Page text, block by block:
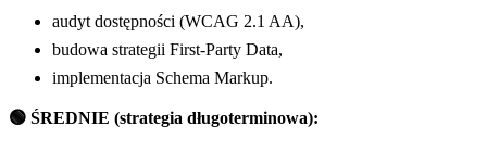
audyt dostępności (WCAG 2.1 AA),
budowa strategii First-Party Data,
implementacja Schema Markup.
🟢 ŚREDNIE (strategia długoterminowa):